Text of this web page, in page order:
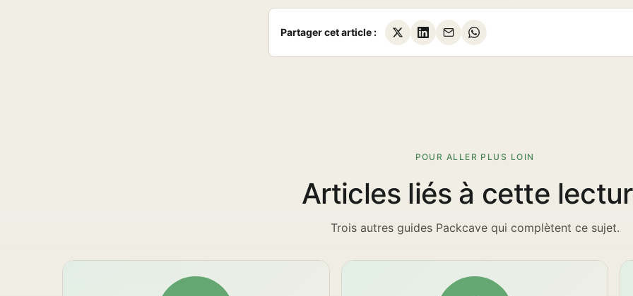
Partager cet article :
POUR ALLER PLUS LOIN
Articles liés à cette
Trois autres guides Packcave qui complètent ce sujet.